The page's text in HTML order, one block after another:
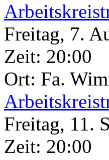
Freitag, 7.
Zeit: 20:00
Ort: Fa.
Freitag, 11.
Zeit: 20:00